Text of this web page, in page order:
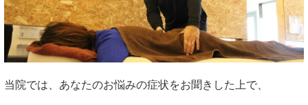
当院では、あなたのお悩みの症状をお聞きした上で、